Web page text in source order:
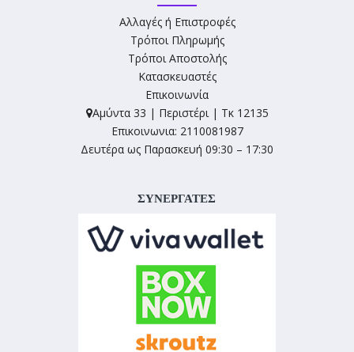
Αλλαγές ή Επιστροφές
Τρόποι Πληρωμής
Τρόποι Αποστολής
Κατασκευαστές
Επικοινωνία
Αμύντα 33 | Περιστέρι | Τκ 12135
Επικοινωνια: 2110081987
Δευτέρα ως Παρασκευή 09:30 – 17:30
ΣΥΝΕΡΓΑΤΕΣ